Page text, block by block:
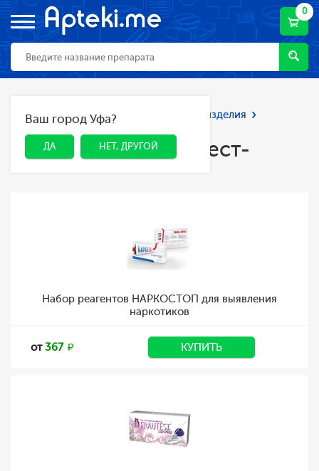
0
ДА НЕТ, ДРУГОЙ
Ваш город Уфа?
ДА НЕТ, ДРУГОЙ
Главная Каталог
Мед. приборы и изделия
Диагностические тест-полоски
Диагностические тест-
полоски
Набор реагентов НАРКОСТОП для выявления
наркотиков
от367 КУПИТЬ